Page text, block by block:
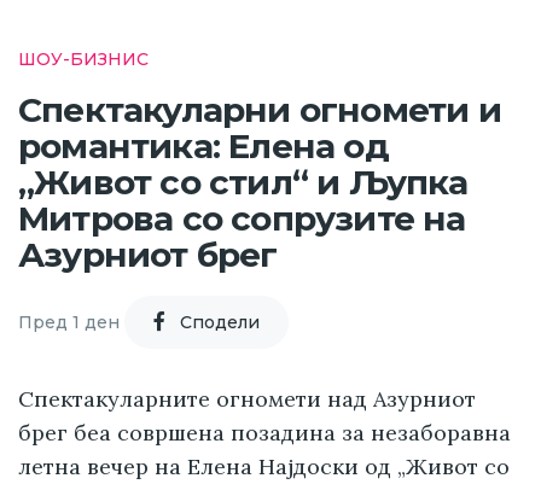
ШОУ-БИЗНИС
Спектакуларни огномети и
романтика: Елена од
„Живот со стил“ и Љупка
Митрова со сопрузите на
Азурниот брег
Пред 1 ден Cподели
Спектакуларните огномети над Азурниот
брег беа совршена позадина за незаборавна
летна вечер на Елена Најдоски од „Живот со